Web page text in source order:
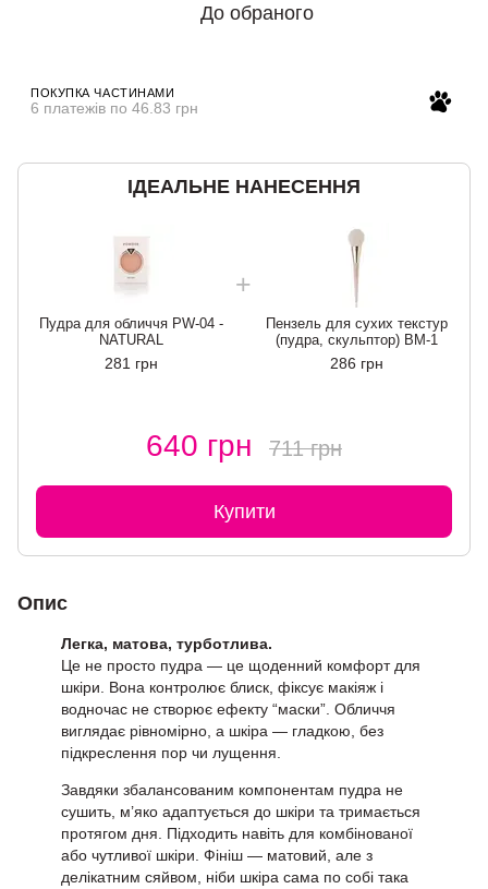
До обраного
ПОКУПКА ЧАСТИНАМИ
6 платежів по 46.83 грн
ІДЕАЛЬНЕ НАНЕСЕННЯ
Пудра для обличчя PW-04 -
NATURAL
281 грн
Пензель для сухих текстур
(пудра, скульптор) BM-1
286 грн
640 грн 711 грн
Купити
Опис
Легка, матова, турботлива.
Це не просто пудра — це щоденний комфорт для
шкіри. Вона контролює блиск, фіксує макіяж і
водночас не створює ефекту “маски”. Обличчя
виглядає рівномірно, а шкіра — гладкою, без
підкреслення пор чи лущення.
Завдяки збалансованим компонентам пудра не
сушить, м’яко адаптується до шкіри та тримається
протягом дня. Підходить навіть для комбінованої
або чутливої шкіри. Фініш — матовий, але з
делікатним сяйвом, ніби шкіра сама по собі така